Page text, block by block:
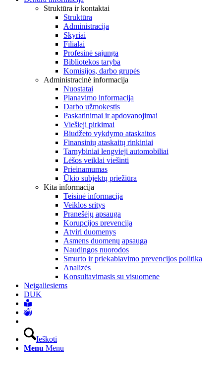
Struktūra ir kontaktai
Struktūra
Administracija
Skyriai
Filialai
Profesinė sąjunga
Bibliotekos taryba
Komisijos, darbo grupės
Administracinė informacija
Nuostatai
Planavimo informacija
Darbo užmokestis
Paskatinimai ir apdovanojimai
Viešieji pirkimai
Biudžeto vykdymo ataskaitos
Finansinių ataskaitų rinkiniai
Tarnybiniai lengvieji automobiliai
Lėšos veiklai viešinti
Prieinamumas
Ūkio subjektų priežiūra
Kita informacija
Teisinė informacija
Veiklos sritys
Pranešėjų apsauga
Korupcijos prevencija
Atviri duomenys
Asmens duomenų apsauga
Naudingos nuorodos
Smurto ir priekabiavimo prevencijos politika
Analizės
Konsultavimasis su visuomene
Neįgaliesiems
DUK
Ieškoti
Menu Menu